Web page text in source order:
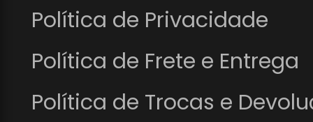
Política de Privacidade
Política de Frete e Entrega
Política de Trocas e